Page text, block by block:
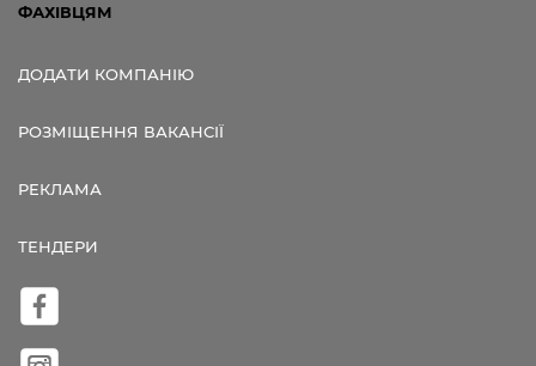
ФАХІВЦЯМ
ДОДАТИ КОМПАНІЮ
РОЗМІЩЕННЯ ВАКАНСІЇ
РЕКЛАМА
ТЕНДЕРИ